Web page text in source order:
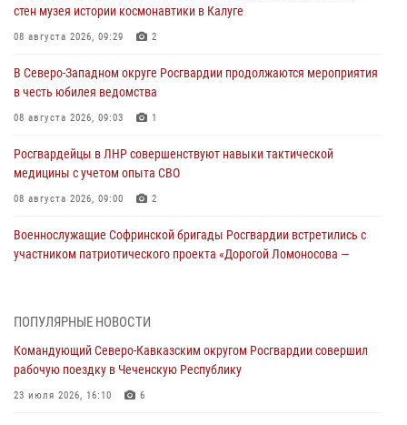
стен музея истории космонавтики в Калуге
08 августа 2026, 09:29 2
В Северо-Западном округе Росгвардии продолжаются мероприятия
в честь юбилея ведомства
08 августа 2026, 09:03 1
Росгвардейцы в ЛНР совершенствуют навыки тактической
медицины с учетом опыта СВО
08 августа 2026, 09:00 2
Военнослужащие Софринской бригады Росгвардии встретились с
участником патриотического проекта «Дорогой Ломоносова —
настольному теннису ко Дню физкультурника
08 августа 2026, 07:00
ПОПУЛЯРНЫЕ НОВОСТИ
Командующий Северо-Кавказским округом Росгвардии совершил
рабочую поездку в Чеченскую Республику
23 июля 2026, 16:10 6